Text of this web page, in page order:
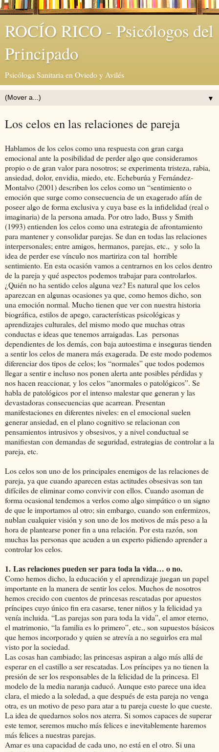
ROCÍO RICO - Psicólogos del
Principado
Psicóloga Sanitaria en Oviedo y Avilés
▼
Los celos en las relaciones de pareja
Hablamos de los celos como una respuesta con gran carga
emocional ante la posibilidad de perder algo que consideramos
propio o de gran valor para nosotros; se experimenta tristeza, rabia,
ansiedad, dolor, envidia, miedo, etc. Echeburúa y Fernández-
Montalvo (2001) describen los celos como un “sentimiento o
emoción que surge como consecuencia de un exagerado afán de
poseer algo de forma exclusiva y cuya base es la infidelidad (real o
imaginaria) de la persona amada. Por otro lado, Buss y Smith
(1993) entienden los celos como una estrategia de afrontamiento
para mantener y consolidar parejas. Se dan en todas las relaciones
interpersonales; entre amigos, hermanos, parejas, etc., y solo la
idea de perder ese vínculo nos martiriza con tal horrible
sentimiento. En esta ocasión vamos a centrarnos en los celos dentro
de la pareja y qué aspectos podemos trabajar para controlarlos.
¿Quién no ha sentido celos alguna vez? Es natural que los celos
aparezcan en algunas ocasiones ya que, como hemos dicho, son
una emoción normal. Mucho tienen que ver con nuestra historia
biográfica, estilos de apego, características psicológicas y
aprendizajes culturales, del mismo modo que muchas otras
conductas e ideas que tenemos arraigadas. Las personas
dependientes de los demás, con baja autoestima e inseguras tienden
a sentir los celos de manera más exagerada. De este modo podemos
diferenciar dos tipos de celos; los “normales” que todos podemos
llegar a sentir e incluso nos ponen alerta ante posibles pérdidas y
nos hacen reaccionar, y los celos “anormales o patológicos”. Se
habla de patológicos por el intenso malestar que generan y las
devastadoras consecuencias que acarrean. Presentan
manifestaciones en diferentes niveles: en el emocional suelen
generar ansiedad, en el plano cognitivo se relacionan con
pensamientos intrusivos y obsesivos, y a nivel conductual se
manifiestan con demandas de seguridad, estrategias de controlar a la
pareja, etc.
Los celos son uno de los principales enemigos de las relaciones de
pareja, ya que cuando aparecen estas actitudes obsesivas son tan
difíciles de eliminar como convivir con ellos. Cuando asoman de
forma ocasional tendemos a verlos como algo simpático o un signo
de que le importamos al otro; sin embargo, cuando son enfermizos,
nublan cualquier visión y son uno de los motivos de más peso a la
hora de plantearse poner fin a una relación. Por esta razón, son
muchas las personas que acuden a un experto pidiendo aprender a
controlar los celos.
1. Las relaciones pueden ser para toda la vida… o no.
Como hemos dicho, la educación y el aprendizaje juegan un papel
importante en la manera de sentir los celos. Muchos de nosotros
hemos crecido con cuentos de princesas rescatadas por apuestos
príncipes cuyo único fin era casarse, tener niños y la felicidad ya
venía incluida. “Las parejas son para toda la vida”, el amor eterno,
el matrimonio, “la familia es lo primero”, etc., son supuestos básicos
que hemos incorporado y quien se atrevía a no seguirlos era mal
visto por la sociedad.
Las cosas han cambiado; las princesas aspiran a algo más allá de
esperar en el castillo a ser rescatadas. Los príncipes ya no tienen la
presión de ser los responsables de la felicidad de la princesa. El
modelo de la media naranja caducó. Aunque esto parece una idea
clara, el miedo a la soledad, a que después de esta pareja no venga
otra, es un motivo de peso para atar a tu pareja cueste lo que cueste.
La idea de quedarnos solos nos aterra. Si somos capaces de superar
este temor, seremos mucho más felices e inevitablemente haremos
más felices a nuestras parejas.
Amar es una capacidad de cada uno, no está en el otro. Si una